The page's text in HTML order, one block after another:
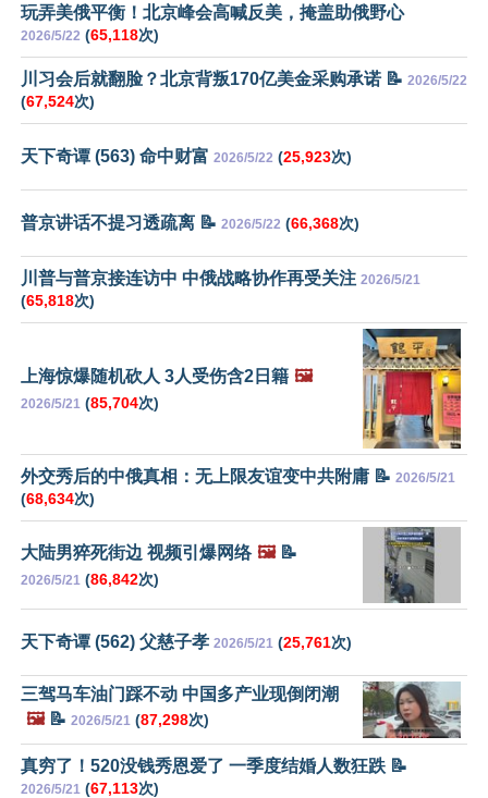
玩弄美俄平衡！北京峰会高喊反美，掩盖助俄野心
2026/5/22 (65,118次)
川习会后就翻脸？北京背叛170亿美金采购承诺 📝 2026/5/22
(67,524次)
天下奇谭 (563) 命中财富 2026/5/22 (25,923次)
普京讲话不提习透疏离 📝 2026/5/22 (66,368次)
川普与普京接连访中 中俄战略协作再受关注 2026/5/21
(65,818次)
上海惊爆随机砍人 3人受伤含2日籍 🖼️
2026/5/21 (85,704次)
外交秀后的中俄真相：无上限友谊变中共附庸 📝 2026/5/21
(68,634次)
大陆男猝死街边 视频引爆网络 🖼️📝
2026/5/21 (86,842次)
天下奇谭 (562) 父慈子孝 2026/5/21 (25,761次)
三驾马车油门踩不动 中国多产业现倒闭潮
🖼️📝 2026/5/21 (87,298次)
真穷了！520没钱秀恩爱了 一季度结婚人数狂跌 📝
2026/5/21 (67,113次)